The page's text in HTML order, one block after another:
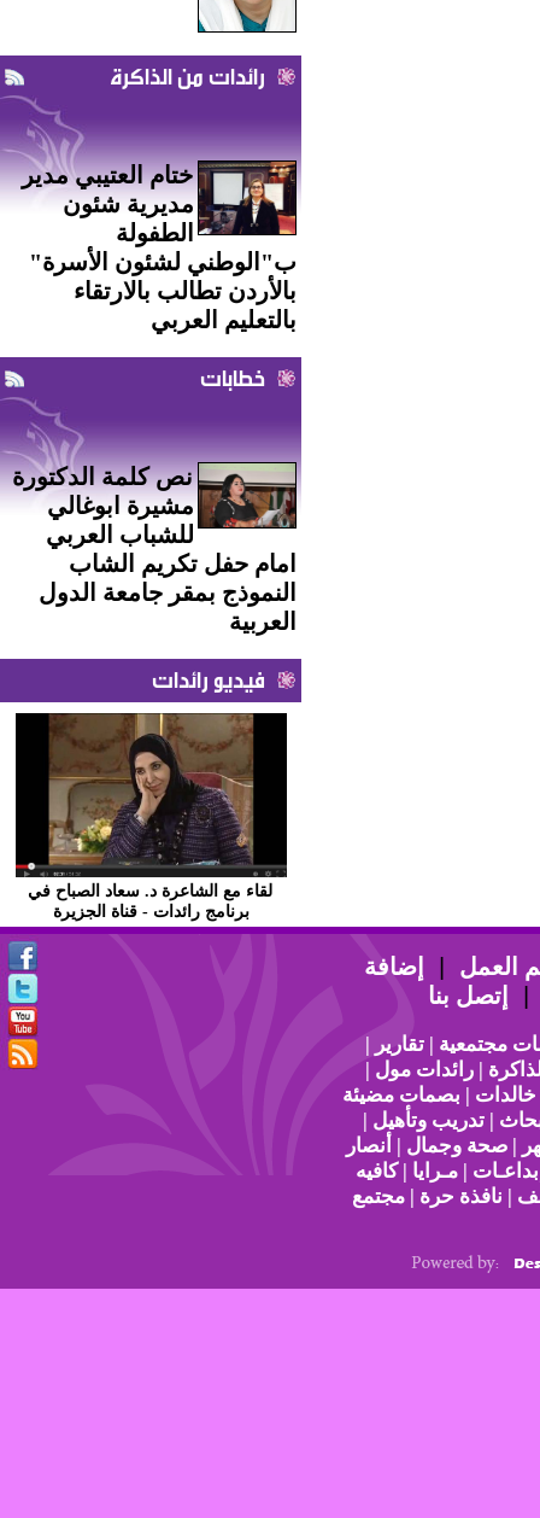
رائدات من الذاكرة
ختام العتيبي مدير
مديرية شئون
الطفولة
ب"الوطني لشئون الأسرة"
بالأردن تطالب بالارتقاء
بالتعليم العربي
خطابات
نص كلمة الدكتورة
مشيرة ابوغالي
للشباب العربي
امام حفل تكريم الشاب
النموذج بمقر جامعة الدول
العربية
فيديو رائدات
لقاء مع الشاعرة د. سعاد الصباح في
برنامج رائدات - قناة الجزيرة
العمل
إضافة
إتصل بنا
مجتمعية | تقارير |
| رائدات مول |
| بصمات مضيئة
| تدريب وتأهيل |
| صحة وجمال | أنصار
| مـرايا | كافيه
| نافذة حرة | مجتمع